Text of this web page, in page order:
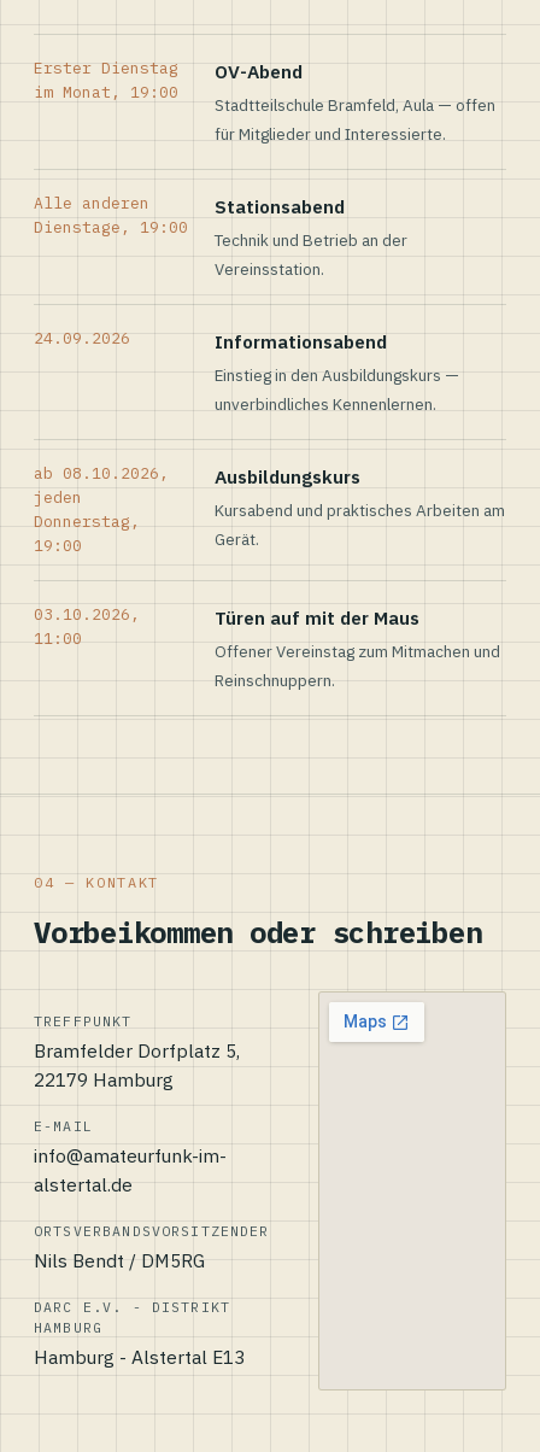
Erster Dienstag
im Monat, 19:00
OV-Abend
Stadtteilschule Bramfeld, Aula — offen
für Mitglieder und Interessierte.
Alle anderen
Dienstage, 19:00
Stationsabend
Technik und Betrieb an der
Vereinsstation.
24.09.2026 Informationsabend
Einstieg in den Ausbildungskurs —
unverbindliches Kennenlernen.
ab 08.10.2026,
jeden
Donnerstag,
19:00
Ausbildungskurs
Kursabend und praktisches Arbeiten am
Gerät.
03.10.2026,
11:00
Türen auf mit der Maus
Offener Vereinstag zum Mitmachen und
Reinschnuppern.
04 — KONTAKT
Vorbeikommen oder schreiben
TREFFPUNKT
Bramfelder Dorfplatz 5,
22179 Hamburg
E-MAIL
info@amateurfunk-im-
alstertal.de
ORTSVERBANDSVORSITZENDER
Nils Bendt / DM5RG
DARC E.V. - DISTRIKT
HAMBURG
Hamburg - Alstertal E13